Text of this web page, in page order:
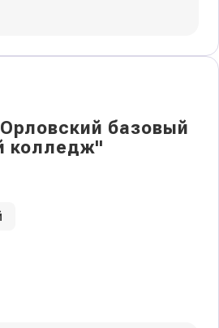
базовый
колледж"